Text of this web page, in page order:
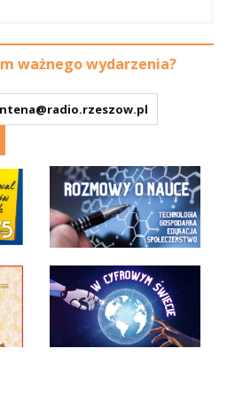
ważnego wydarzenia?